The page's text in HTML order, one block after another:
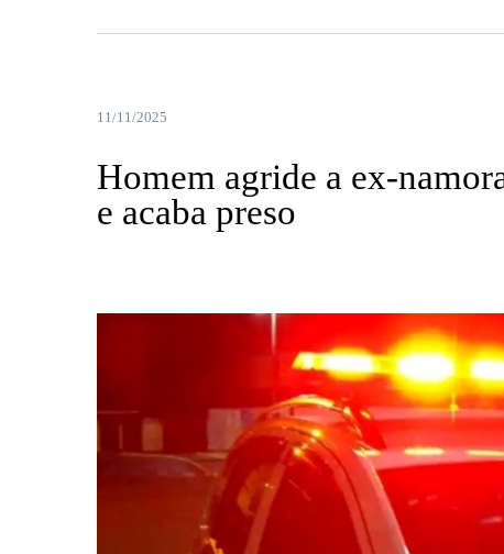
11/11/2025
Homem agride a ex-
e acaba preso